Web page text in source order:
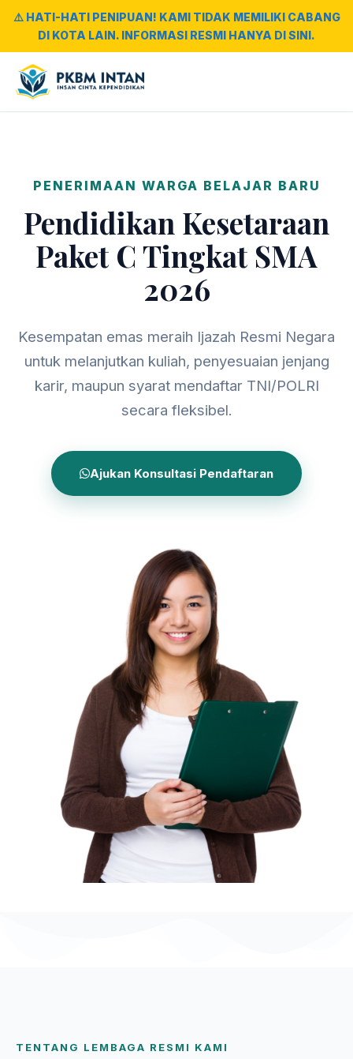
⚠️ HATI-HATI PENIPUAN! KAMI TIDAK MEMILIKI CABANG
DI KOTA LAIN. INFORMASI RESMI HANYA DI SINI.
PENERIMAAN WARGA BELAJAR BARU
Pendidikan Kesetaraan
Paket C Tingkat SMA
2026
Kesempatan emas meraih Ijazah Resmi Negara
untuk melanjutkan kuliah, penyesuaian jenjang
karir, maupun syarat mendaftar TNI/POLRI
secara fleksibel.
Ajukan Konsultasi Pendaftaran
TENTANG LEMBAGA RESMI KAMI